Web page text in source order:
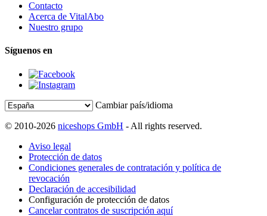
Contacto
Acerca de VitalAbo
Nuestro grupo
Síguenos en
Cambiar país/idioma
© 2010-2026 niceshops GmbH - All rights reserved.
Aviso legal
Protección de datos
Condiciones generales de contratación y política de
revocación
Declaración de accesibilidad
Configuración de protección de datos
Cancelar contratos de suscripción aquí